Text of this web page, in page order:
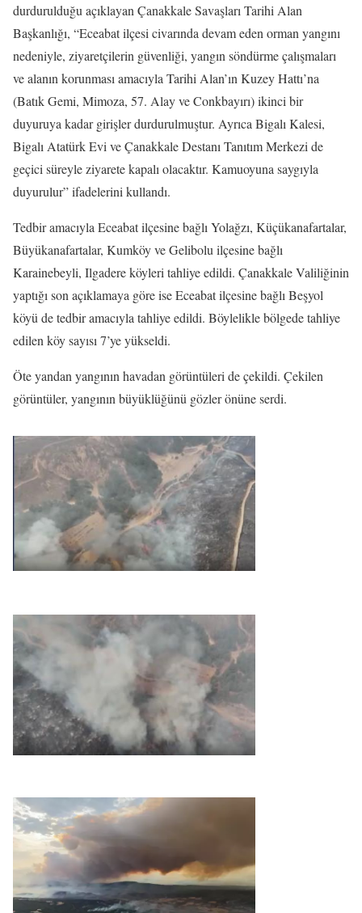
durdurulduğu açıklayan Çanakkale Savaşları Tarihi Alan
Başkanlığı, “Eceabat ilçesi civarında devam eden orman yangını
nedeniyle, ziyaretçilerin güvenliği, yangın söndürme çalışmaları
ve alanın korunması amacıyla Tarihi Alan’ın Kuzey Hattı’na
(Batık Gemi, Mimoza, 57. Alay ve Conkbayırı) ikinci bir
duyuruya kadar girişler durdurulmuştur. Ayrıca Bigalı Kalesi,
Bigalı Atatürk Evi ve Çanakkale Destanı Tanıtım Merkezi de
geçici süreyle ziyarete kapalı olacaktır. Kamuoyuna saygıyla
duyurulur” ifadelerini kullandı.
Tedbir amacıyla Eceabat ilçesine bağlı Yolağzı, Küçükanafartalar,
Büyükanafartalar, Kumköy ve Gelibolu ilçesine bağlı
Karainebeyli, Ilgadere köyleri tahliye edildi. Çanakkale Valiliğinin
yaptığı son açıklamaya göre ise Eceabat ilçesine bağlı Beşyol
köyü de tedbir amacıyla tahliye edildi. Böylelikle bölgede tahliye
edilen köy sayısı 7’ye yükseldi.
Öte yandan yangının havadan görüntüleri de çekildi. Çekilen
görüntüler, yangının büyüklüğünü gözler önüne serdi.